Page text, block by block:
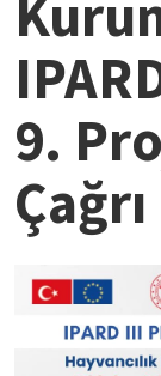
9.